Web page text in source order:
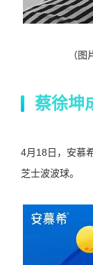
（
蔡徐坤
4月18日，安慕
芝士波波球。